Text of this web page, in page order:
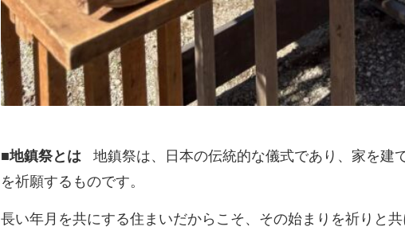
■地鎮祭とは
地鎮祭は、日本の伝統的な儀式であり、家を建
を祈願するものです。
長い年月を共にする住まいだからこそ、その始まりを祈りと